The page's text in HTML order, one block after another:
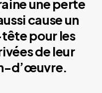
une perte
cause un
pour les
de leur
d’œuvre.